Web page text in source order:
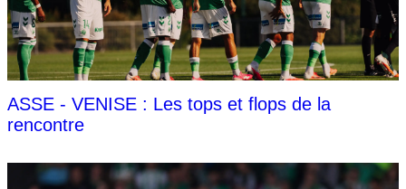
ASSE - VENISE : Les tops et flops de la
rencontre